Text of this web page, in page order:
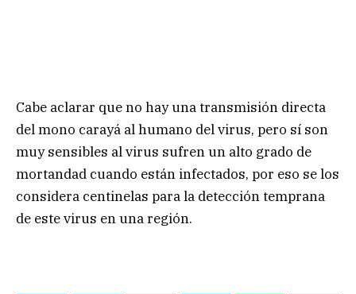
Cabe aclarar que no hay una transmisión directa
del mono carayá al humano del virus, pero sí son
muy sensibles al virus sufren un alto grado de
mortandad cuando están infectados, por eso se los
considera centinelas para la detección temprana
de este virus en una región.